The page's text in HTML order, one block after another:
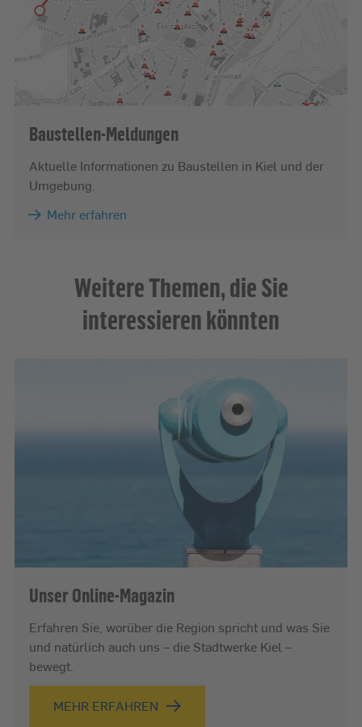
Baustellen-Meldungen
Aktuelle Informationen zu Baustellen in Kiel und der
Umgebung.
Mehr erfahren
Weitere Themen, die Sie
interessieren könnten
Unser Online-Magazin
Erfahren Sie, worüber die Region spricht und was Sie
und natürlich auch uns – die Stadtwerke Kiel –
bewegt.
MEHR ERFAHREN